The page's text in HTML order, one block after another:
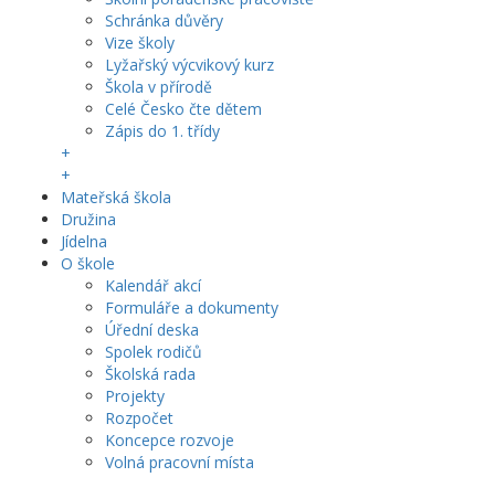
Schránka důvěry
Vize školy
Lyžařský výcvikový kurz
Škola v přírodě
Celé Česko čte dětem
Zápis do 1. třídy
+
+
Mateřská škola
Družina
Jídelna
O škole
Kalendář akcí
Formuláře a dokumenty
Úřední deska
Spolek rodičů
Školská rada
Projekty
Rozpočet
Koncepce rozvoje
Volná pracovní místa